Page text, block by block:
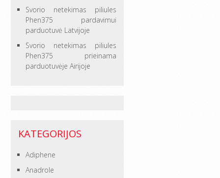
Svorio netekimas piliules
Phen375 pardavimui
parduotuvė Latvijoje
Svorio netekimas piliules
Phen375 prieinama
parduotuvėje Airijoje
KATEGORIJOS
Adiphene
Anadrole